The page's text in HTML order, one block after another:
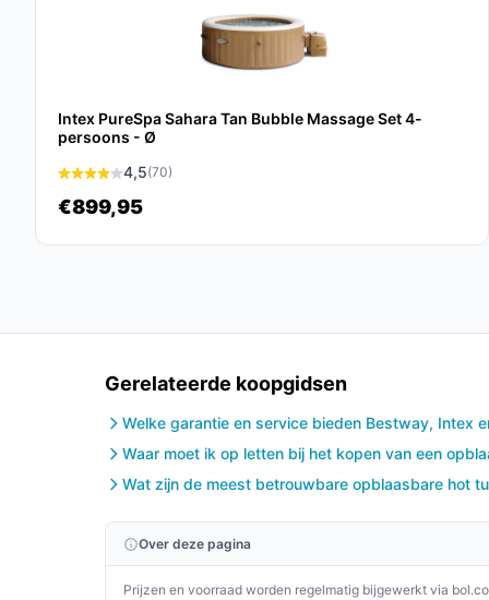
Specificaties in mensentaal
Verpakkingsgewicht:46 kg - Dit geeft aan
Kleur:Kobaltblauw - Een stijlvolle kleur die
Veelgestelde vragen
Hoe lang gaat dit product mee?
Met goed onderhoud en regelmatig gebruik kan
spa goed afdekt wanneer deze niet in gebruik is
Wat zijn de belangrijkste verschillen met een
De PureSpa is opblaasbaar, flexibeler en
het nog steeds dezelfde ontspannende functies
Conclusie
De Intex PureSpa Navy Bubbel Opblaasbare 4-
Intex PureSpa Sahara Tan Bubble Massage Set 4-
persoons - Ø
4,5(70)
€899,95
Gerelateerde koopgidsen
Welke garantie en service bieden Bestway, Intex
Waar moet ik op letten bij het kopen van een
Wat zijn de meest betrouwbare opblaasbare hot
Over deze pagina
Prijzen en voorraad worden regelmatig bijgewerkt via